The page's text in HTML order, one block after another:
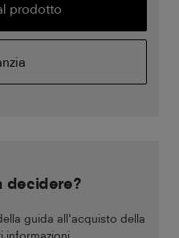
prodotto
decidere?
guida all'acquisto della
informazioni.